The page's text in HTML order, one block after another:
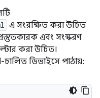
এ সংরক্ষিত করা উচিত
এবং সংস্করণ
করা উচিত।
ডিভাইসে পাঠায়: